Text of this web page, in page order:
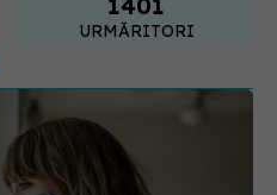
URMĂRITORI